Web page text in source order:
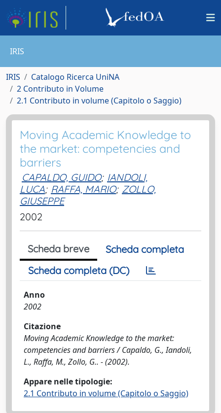
IRIS
IRIS
Catalogo Ricerca UniNA
2 Contributo in Volume
2.1 Contributo in volume (Capitolo o Saggio)
Moving Academic Knowledge to
the market: competencies and
barriers
CAPALDO, GUIDO; IANDOLI,
LUCA; RAFFA, MARIO; ZOLLO,
GIUSEPPE
2002
Scheda breve
Scheda completa
Scheda completa (DC)
Anno
2002
Citazione
Moving Academic Knowledge to the market:
competencies and barriers / Capaldo, G., Iandoli,
L., Raffa, M., Zollo, G.. - (2002).
Appare nelle tipologie:
2.1 Contributo in volume (Capitolo o Saggio)